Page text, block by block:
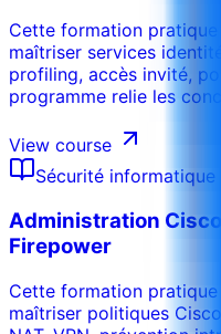
Cette formation
maîtriser services
profiling, accès invité,
programme relie les
que les participants
leur environnement de
adaptée au secteur, aux
des participants et aux
l’organisation.
View course
Sécurité informatique
Administration
Firepower
Cette formation
maîtriser politiques